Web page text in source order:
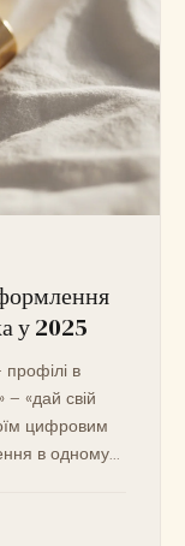
у 2025
профілі в
«дай свій
цифровим
в одному...